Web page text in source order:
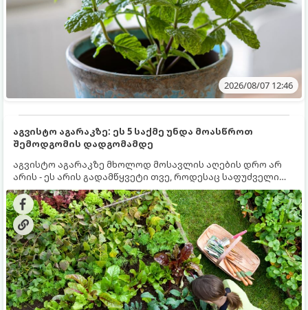
2026/08/07 12:46
აგვისტო აგარაკზე: ეს 5 საქმე უნდა მოასწროთ
შემოდგომის დადგომამდე
აგვისტო აგარაკზე მხოლოდ მოსავლის აღების დრო არ
არის - ეს არის გადამწყვეტი თვე, როდესაც საფუძველი
ეყრება მომავალი წლის მოსავალს და ბაღი მზადდება
შემოდგომა-ზამთრის სეზონისთვის. იმისათვის, რომ
ნიადაგმა ენერგია აღიდგინოს, ხოლო მცენარეებმა
ზამთარს გაუძლონ, აგვისტოს ბოლომდე 5
მნიშვნელოვანი საქმის გაკეთება უნდა მოასწროთ: